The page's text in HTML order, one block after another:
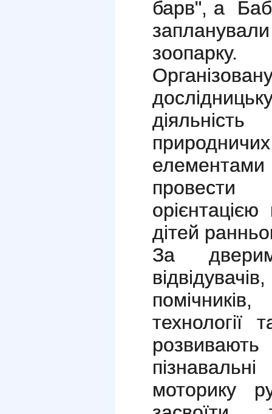
барв", а
зоопарку.
дітей
За
технології
моторику